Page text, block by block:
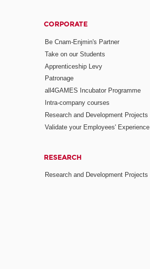
CORPORATE
Be Cnam-Enjmin's Partner
Take on our Students
Apprenticeship Levy
Patronage
all4GAMES Incubator Programme
Intra-company courses
Research and Development Projects
Validate your Employees' Experience
RESEARCH
Research and Development Projects